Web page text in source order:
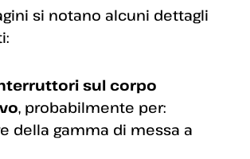
si notano alcuni dettagli
sul corpo
, probabilmente per:
della gamma di messa a